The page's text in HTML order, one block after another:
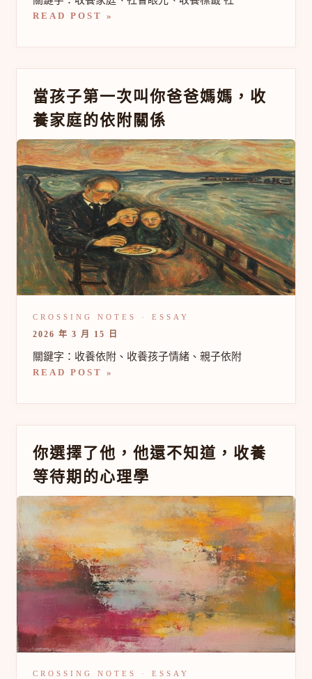
READ POST »
當孩子第一次叫你爸爸媽媽，收
養家庭的依附關係
2026 年 3 月 15 日
關鍵字：收養依附、收養孩子情緒、親子依附
當
孩
子
第
一
次
叫
你
爸
爸
媽
媽，
收
養
家
庭
依
附
係
READ POST »
你選擇了他，他還不知道，收養
等待期的心理學
你
選
擇
了
他，
他
不
知
道，
收
養
期
的
理